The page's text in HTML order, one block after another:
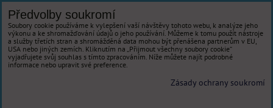
Předvolby soukromí
Soubory cookie používáme k vylepšení vaší návštěvy tohoto webu, k analýze jeho
výkonu a ke shromažďování údajů o jeho používání. Můžeme k tomu použít nástroje
a služby třetích stran a shromážděná data mohou být přenášena partnerům v EU,
USA nebo jiných zemích. Kliknutím na „Přijmout všechny soubory cookie“
vyjadřujete svůj souhlas s tímto zpracováním. Níže můžete najít podrobné
informace nebo upravit své preference.
Zásady ochrany soukromí